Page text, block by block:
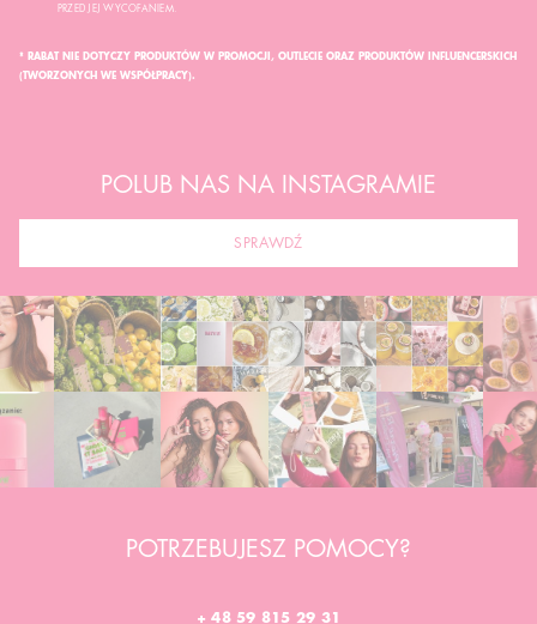
PRZED JEJ WYCOFANIEM.
* RABAT NIE DOTYCZY PRODUKTÓW W PROMOCJI, OUTLECIE ORAZ PRODUKTÓW INFLUENCERSKICH
(TWORZONYCH WE WSPÓŁPRACY).
POLUB NAS NA INSTAGRAMIE
SPRAWDŹ
POTRZEBUJESZ POMOCY?
+ 48 59 815 29 31